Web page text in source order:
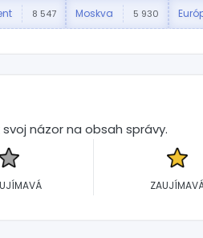
8 547 Moskva 5 930
názor na obsah správy.